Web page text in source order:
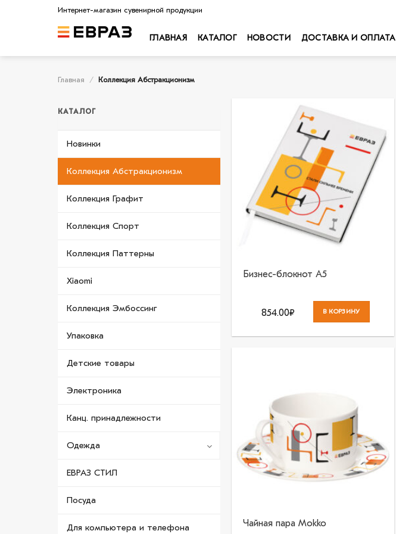
Интернет-магазин сувенирной продукции
ГЛАВНАЯ КАТАЛОГ НОВОСТИ ДОСТАВКА И ОПЛАТА
Главная / Коллекция Абстракционизм
КАТАЛОГ
Новинки
Коллекция Абстракционизм
Коллекция Графит
Коллекция Спорт
Коллекция Паттерны
Xiaomi
Коллекция Эмбоссинг
Упаковка
Детские товары
Электроника
Канц. принадлежности
Одежда
ЕВРАЗ СТИЛ
Посуда
Для компьютера и телефона
избранное
Бизнес-блокнот А5
854.00₽ В КОРЗИНУ
Чайная пара Mokko